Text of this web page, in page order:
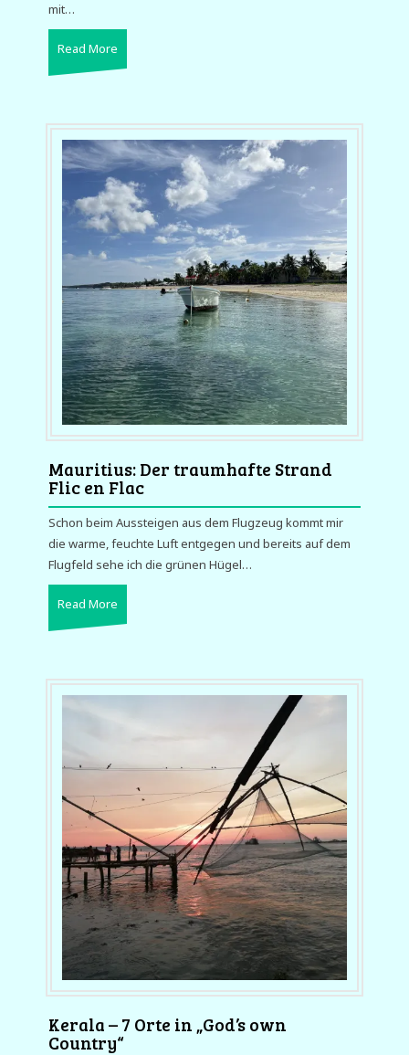
mit…
Read More
Mauritius: Der traumhafte Strand
Flic en Flac
Schon beim Aussteigen aus dem Flugzeug kommt mir
die warme, feuchte Luft entgegen und bereits auf dem
Flugfeld sehe ich die grünen Hügel…
Read More
Kerala – 7 Orte in „God’s own
Country“